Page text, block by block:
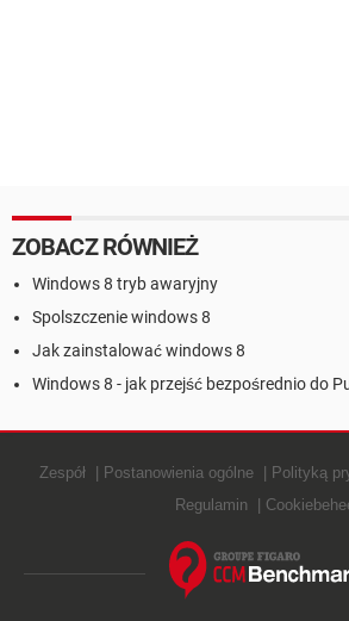
ZOBACZ RÓWNIEŻ
Windows 8 tryb awaryjny
Spolszczenie windows 8
Jak zainstalować windows 8
Windows 8 - jak przejść bezpośrednio do
Zespół Postanowienia ogólne Polityką
Regulamin